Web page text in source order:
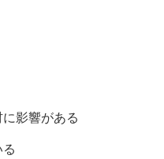
影響がある